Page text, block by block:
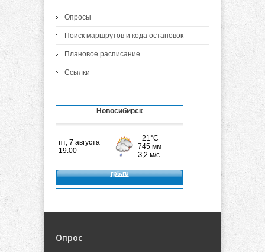
Опросы
Поиск маршрутов и кода остановок
Плановое расписание
Ссылки
Новосибирск
Опрос